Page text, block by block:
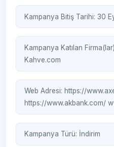
Kampanya Bitiş Tarihi: 30
Kampanya Katılan
Kahve.com
Web Adresi: https://
https://www.akbank.com/
Kampanya Türü: İndirim